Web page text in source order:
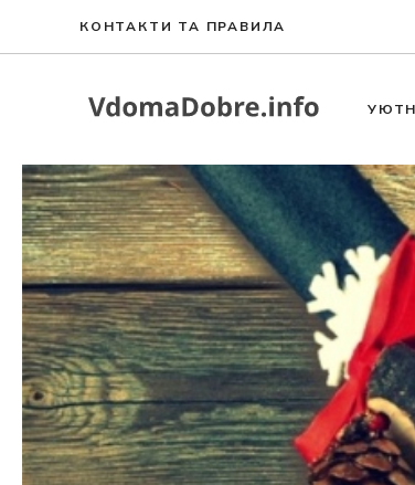
КОНТАКТИ ТА ПРАВИЛА